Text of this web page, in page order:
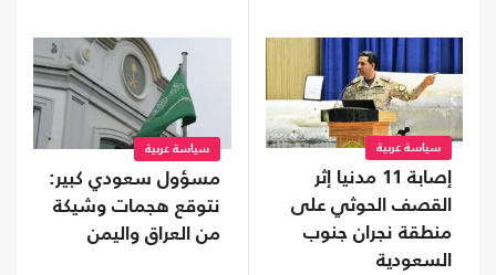
سياسة عربية
إصابة 11 مدنيا إثر
القصف الحوثي على
منطقة نجران جنوب
السعودية
سياسة عربية
مسؤول سعودي كبير:
نتوقع هجمات وشيكة
من العراق واليمن